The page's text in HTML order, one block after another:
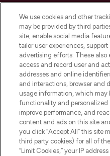
LOOKFANTASTIC
Beauty-
Produkten aus
sowie Make-
renommierten
oder über die
Lieferung ab einem
Cookie-
Do Not Sell or
HILFE &
We use cookies and other
may be provided by third
site, enable social media
tailor user experiences,
advertising efforts. These also
access and record user and
addresses and online
and interactions, browser and
usage information, which may
functionality and personalized
improve performance, and
content and ads on this site
you click “Accept All” this site
third party cookies) for all of
“Limit Cookies,” your IP